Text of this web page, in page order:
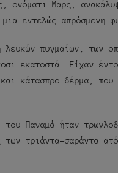
ονόματι Μαρς,
εντελώς απρόσμενη
λευκών πυγμαίων, των
εκατοστά. Είχαν
κάτασπρο δέρμα, που
Παναμά ήταν
τριάντα-σαράντα